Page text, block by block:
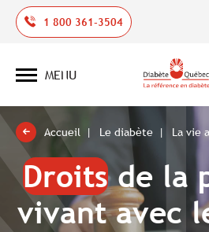
1 800 361-3504
Ouvrir
site
MENU
Accueil Le diabète La vie
Droitsde la
vivant avec